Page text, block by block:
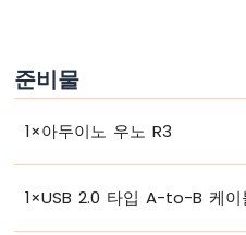
하
드
어
아
준비물
1×아두이노 우노 R3
1×USB 2.0 타입 A-to-B 케